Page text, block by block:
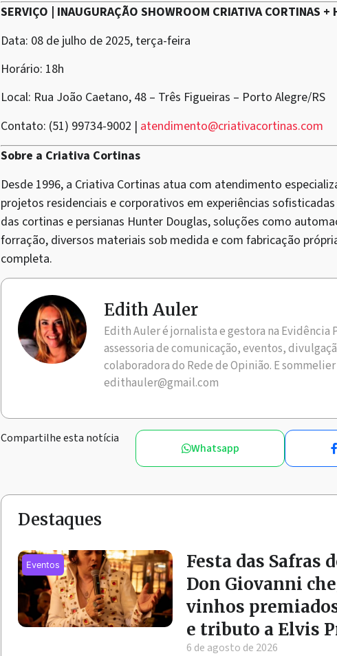
SERVIÇO | INAUGURAÇÃO SHOWROOM CRIATIVA CORTINAS +
Data: 08 de julho de 2025, terça-feira
Horário: 18h
Local: Rua João Caetano, 48 – Três Figueiras – Porto Alegre/RS
Contato: (51) 99734-9002 | atendimento@criativacortinas.com
Sobre a Criativa Cortinas
Desde 1996, a Criativa Cortinas atua com atendimento
projetos residenciais e corporativos em experiências
das cortinas e persianas Hunter Douglas, soluções como
forração, diversos materiais sob medida e com fabricação
completa.
Edith Auler
Edith Auler é jornalista e gestora na Evidência
assessoria de comunicação, eventos,
colaboradora do Rede de Opinião. E
edithauler@gmail.com
Compartilhe esta notícia
Whatsapp
Destaques
Festa das Safras
Don Giovanni
vinhos
e tributo a Elvis
6 de agosto de 2026